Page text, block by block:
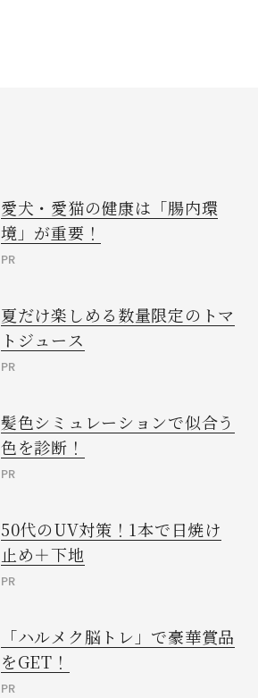
愛犬・愛猫の健康は「腸内環
境」が重要！
PR
夏だけ楽しめる数量限定のトマ
トジュース
PR
髪色シミュレーションで似合う
色を診断！
PR
50代のUV対策！1本で日焼け
止め＋下地
PR
「ハルメク脳トレ」で豪華賞品
をGET！
PR